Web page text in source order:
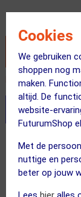
Cookies
We gebruiken
shoppen nog
maken.
altijd. De
website-
FuturumShop
Met de
nuttige en
beter op jouw
VOEG TOE AAN
Recent besteld
Stel je
Gratis
Voor 23:00